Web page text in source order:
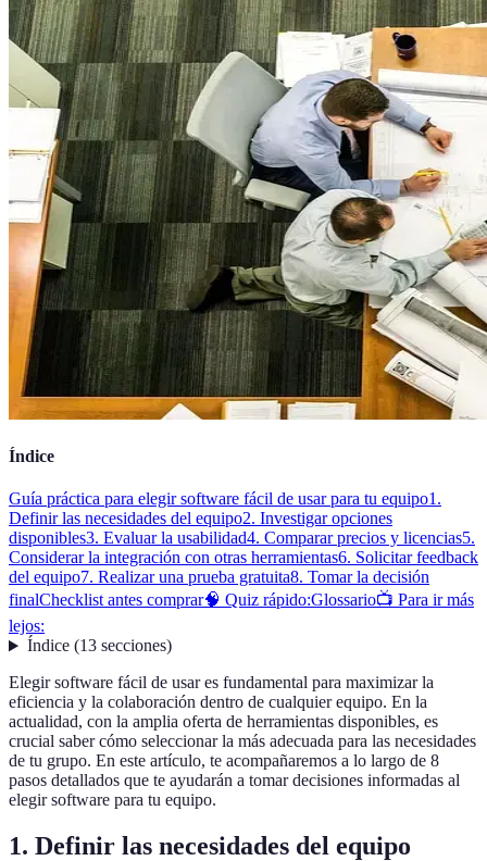
Índice
Guía práctica para elegir software fácil de usar para tu equipo1.
Definir las necesidades del equipo2. Investigar opciones
disponibles3. Evaluar la usabilidad4. Comparar precios y licencias5.
Considerar la integración con otras herramientas6. Solicitar feedback
del equipo7. Realizar una prueba gratuita8. Tomar la decisión
finalChecklist antes comprar🧠 Quiz rápido:Glossario📺 Para ir más
lejos:
Índice(13 secciones)
Elegir software fácil de usar es fundamental para maximizar la
eficiencia y la colaboración dentro de cualquier equipo. En la
actualidad, con la amplia oferta de herramientas disponibles, es
crucial saber cómo seleccionar la más adecuada para las necesidades
de tu grupo. En este artículo, te acompañaremos a lo largo de 8
pasos detallados que te ayudarán a tomar decisiones informadas al
elegir software para tu equipo.
1. Definir las necesidades del equipo